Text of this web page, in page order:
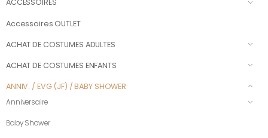
ACCESSOIRES
Accessoires OUTLET
ACHAT DE COSTUMES ADULTES
ACHAT DE COSTUMES ENFANTS
ANNIV. / EVG (JF) / BABY SHOWER
Anniversaire
Baby Shower